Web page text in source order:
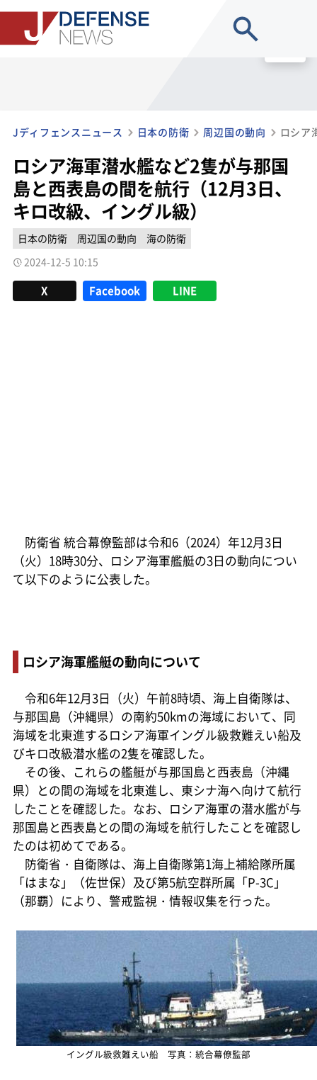
Jディフェンスニュース 日本の防衛 周辺国の動向
ロシア海軍潜水艦など2隻が与那国
島と西表島の間を航行（12月3日、
キロ改級、イングル級）
日本の防衛 周辺国の動向
海の防衛
2024-12-5 10:15
X Facebook LINE
防衛省 統合幕僚監部は令和6（2024）年12月3日
（火）18時30分、ロシア海軍艦艇の3日の動向につい
て以下のように公表した。
ロシア海軍艦艇の動向について
令和6年12月3日（火）午前8時頃、海上自衛隊は、
与那国島（沖縄県）の南約50kmの海域において、同
海域を北東進するロシア海軍イングル級救難えい船及
びキロ改級潜水艦の2隻を確認した。
その後、これらの艦艇が与那国島と西表島（沖縄
県）との間の海域を北東進し、東シナ海へ向けて航行
したことを確認した。なお、ロシア海軍の潜水艦が与
那国島と西表島との間の海域を航行したことを確認し
たのは初めてである。
防衛省・自衛隊は、海上自衛隊第1海上補給隊所属
「はまな」（佐世保）及び第5航空群所属「P-3C」
（那覇）により、警戒監視・情報収集を行った。
イングル級救難えい船 写真：統合幕僚監部